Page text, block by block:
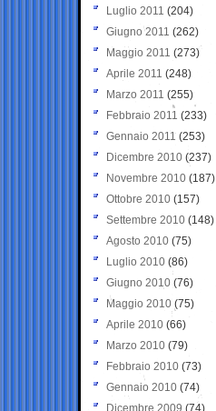
Luglio 2011 (204)
Giugno 2011 (262)
Maggio 2011 (273)
Aprile 2011 (248)
Marzo 2011 (255)
Febbraio 2011 (233)
Gennaio 2011 (253)
Dicembre 2010 (237)
Novembre 2010 (187)
Ottobre 2010 (157)
Settembre 2010 (148)
Agosto 2010 (75)
Luglio 2010 (86)
Giugno 2010 (76)
Maggio 2010 (75)
Aprile 2010 (66)
Marzo 2010 (79)
Febbraio 2010 (73)
Gennaio 2010 (74)
Dicembre 2009 (74)